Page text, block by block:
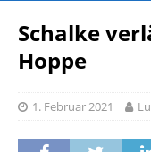
Schalke
Hoppe
1. Februar 2021